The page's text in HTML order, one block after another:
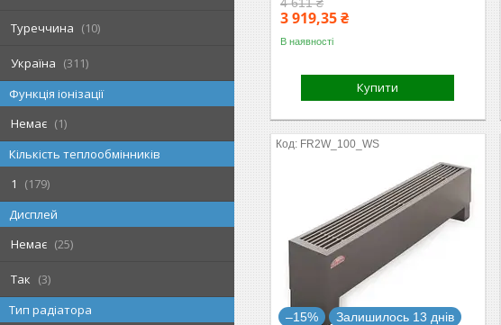
Туреччина 10
Україна
311
Функція іонізації
Немає
1
Кількість теплообмінників
1
179
Дисплей
Немає
25
Так
3
Тип радіатора
3 919,35 ₴
В наявності
Купити
FR2W_100_WS
–15% Залишилось 13 днів